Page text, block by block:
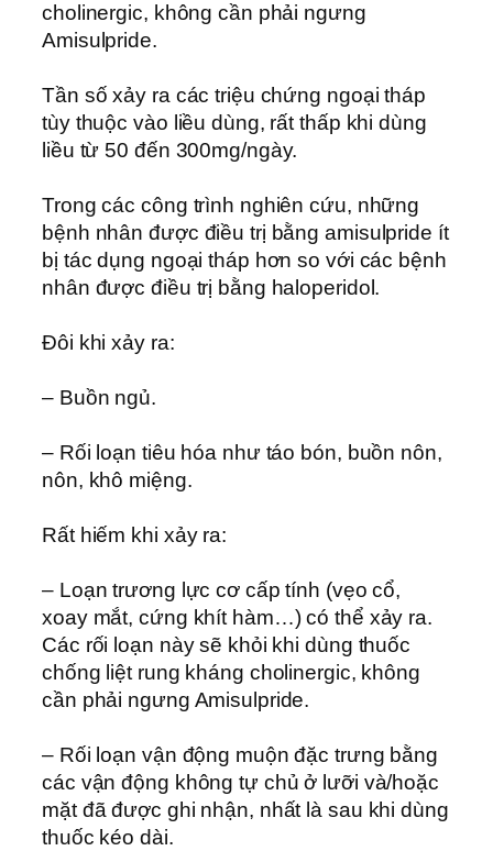
cholinergic, không cần phải ngưng
Amisulpride.
Tần số xảy ra các triệu chứng ngoại tháp
tùy thuộc vào liều dùng, rất thấp khi dùng
liều từ 50 đến 300mg/ngày.
Trong các công trình nghiên cứu, những
bệnh nhân được điều trị bằng amisulpride ít
bị tác dụng ngoại tháp hơn so với các bệnh
nhân được điều trị bằng haloperidol.
Ðôi khi xảy ra:
– Buồn ngủ.
– Rối loạn tiêu hóa như táo bón, buồn nôn,
nôn, khô miệng.
Rất hiếm khi xảy ra:
– Loạn trương lực cơ cấp tính (vẹo cổ,
xoay mắt, cứng khít hàm…) có thể xảy ra.
Các rối loạn này sẽ khỏi khi dùng thuốc
chống liệt rung kháng cholinergic, không
cần phải ngưng Amisulpride.
– Rối loạn vận động muộn đặc trưng bằng
các vận động không tự chủ ở lưỡi và/hoặc
mặt đã được ghi nhận, nhất là sau khi dùng
thuốc kéo dài.